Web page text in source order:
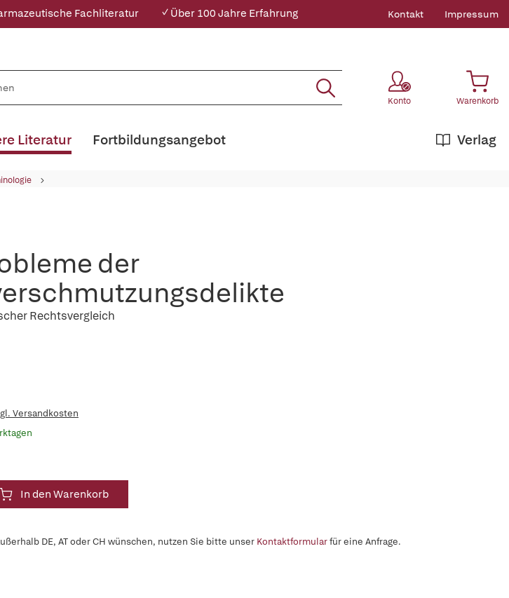
Fachliteratur ✓ Über 100 Jahre Erfahrung Kontakt Impressum
Konto Warenkorb
Literatur Verlag
Fortbildungsangebot
der
Rechtsvergleich
Versandkosten
In den Warenkorb
DE, AT oder CH wünschen, nutzen Sie bitte unser Kontaktformularfür eine Anfrage.